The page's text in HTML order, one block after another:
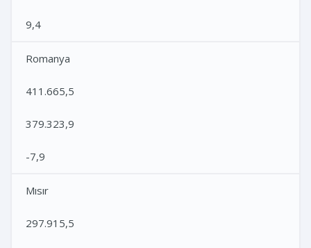
9,4
Romanya
411.665,5
379.323,9
-7,9
Mısır
297.915,5